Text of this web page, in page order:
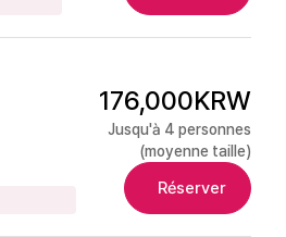
176,000KRW
Jusqu'à 4 personnes
(moyenne taille)
Réserver